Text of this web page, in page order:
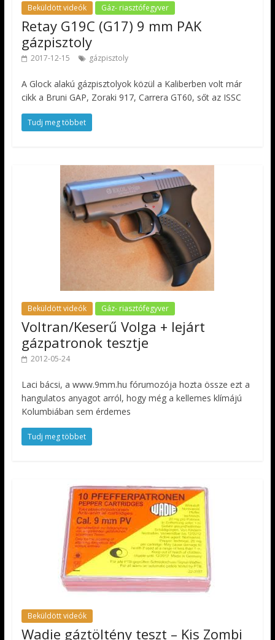
Beküldött videók Gáz- riasztófegyver
Retay G19C (G17) 9 mm PAK
gázpisztoly
2017-12-15 gázpisztoly
A Glock alakú gázpisztolyok közül a Kaliberben volt már
cikk a Bruni GAP, Zoraki 917, Carrera GT60, sőt az ISSC
Tudj meg többet
Beküldött videók Gáz- riasztófegyver
Voltran/Keserű Volga + lejárt
gázpatronok tesztje
2012-05-24
Laci bácsi, a www.9mm.hu fórumozója hozta össze ezt a
hangulatos anyagot arról, hogy még a kellemes klímájú
Kolumbiában sem érdemes
Tudj meg többet
Beküldött videók
Wadie gáztöltény teszt – Kis Zombi